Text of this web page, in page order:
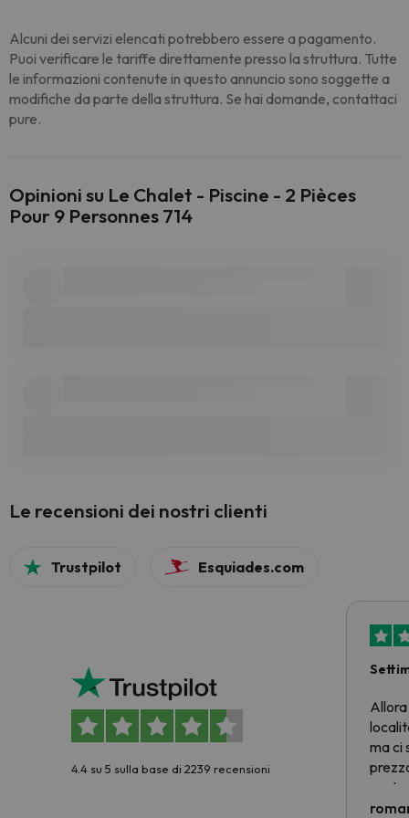
Alcuni dei servizi elencati potrebbero essere a pagamento.
Puoi verificare le tariffe direttamente presso la struttura. Tutte
le informazioni contenute in questo annuncio sono soggette a
modifiche da parte della struttura. Se hai domande, contattaci
pure.
Opinioni su Le Chalet - Piscine - 2 Pièces
Pour 9 Personnes 714
Le recensioni dei nostri clienti
Trustpilot Esquiades.com
4.4 su 5 sulla base di 2239 recensioni
Allora
ma ci